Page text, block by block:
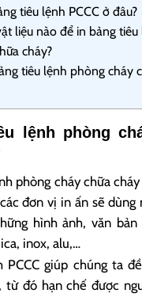
tiêu lệnh PCCC ở đâu?
liệu nào để in bảng tiêu
cháy?
tiêu lệnh phòng cháy
lệnh phòng
phòng cháy chữa
đơn vị in ấn sẽ
hình ảnh, văn bản
inox, alu,…
PCCC giúp chúng ta
từ đó hạn chế được